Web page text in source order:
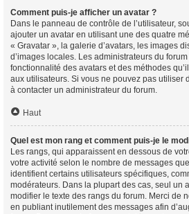
Comment puis-je afficher un avatar ?
Dans le panneau de contrôle de l’utilisateur,
ajouter un avatar en utilisant une des quatre
« Gravatar », la galerie d’avatars, les images
d’images locales. Les administrateurs du
fonctionnalité des avatars et des méthodes
aux utilisateurs. Si vous ne pouvez pas utiliser
à contacter un administrateur du forum.
Haut
Quel est mon rang et comment puis-je le
Les rangs, qui apparaissent en dessous de
votre activité selon le nombre de messages
identifient certains utilisateurs spécifiques,
modérateurs. Dans la plupart des cas, seul un
modifier le texte des rangs du forum. Merci de
en publiant inutilement des messages afin